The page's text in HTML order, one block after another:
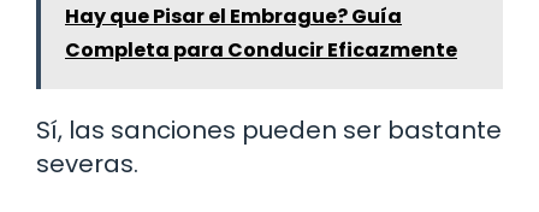
Hay que Pisar el Embrague? Guía
Completa para Conducir Eficazmente
Sí, las sanciones pueden ser bastante
severas.